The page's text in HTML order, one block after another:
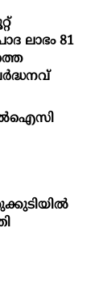
ലാഭം 81
എൽഐസി